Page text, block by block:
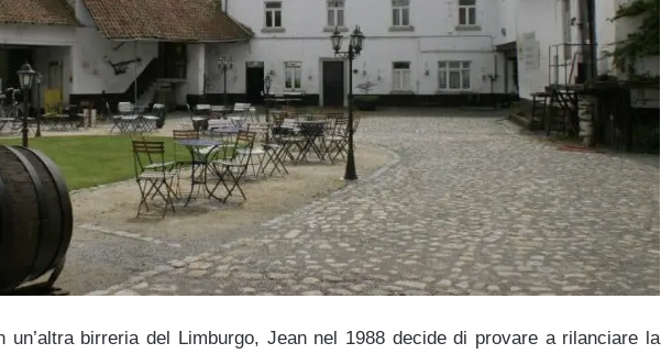
un’altra birreria del Limburgo, Jean nel 1988 decide di provare a rilanciare la